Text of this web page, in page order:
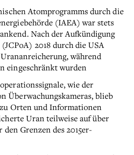
Atomprogramms durch die
(IAEA) war stets
Nach der Aufkündigung
2018 durch die USA
während
eingeschränkt wurden
wie der
Überwachungskameras, blieb
Orten und Informationen
Uran teilweise auf über
Grenzen des 2015er-